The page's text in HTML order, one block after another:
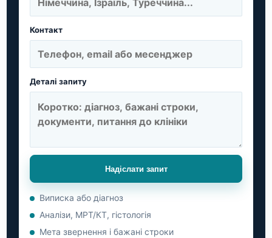
Контакт
Деталі запиту
Надіслати запит
Виписка або діагноз
Аналізи, МРТ/КТ, гістологія
Мета звернення і бажані строки